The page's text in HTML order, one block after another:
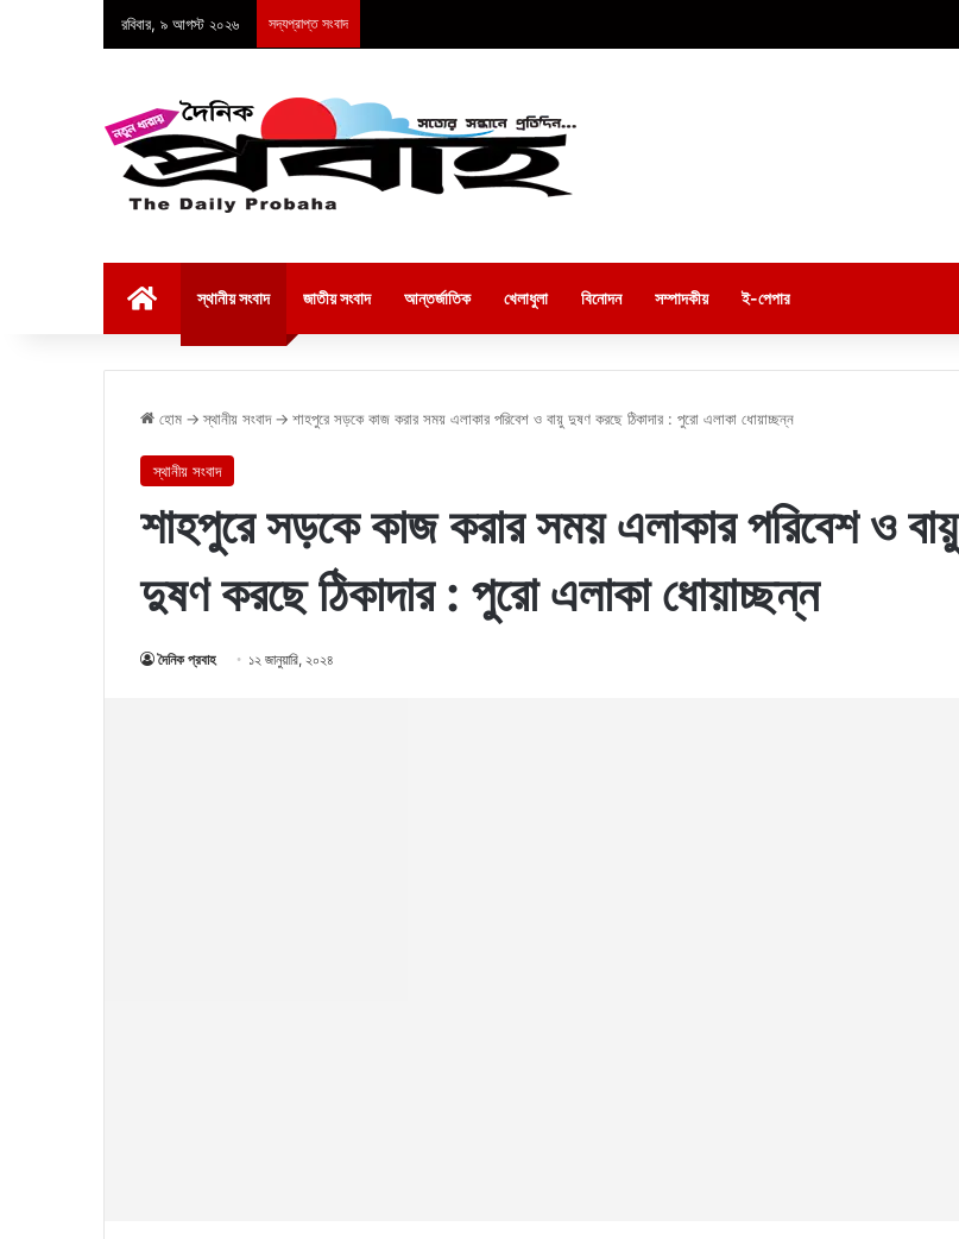
রবিবার, ৯ আগস্ট ২০২৬ সদ্যপ্রাপ্ত সংবাদ
স্থানীয় সংবাদ জাতীয় সংবাদ আন্তর্জাতিক খেলাধুলা বিনোদন সম্পাদকীয় ই-পেপার
হোম → স্থানীয় সংবাদ → শাহপুরে সড়কে কাজ করার সময় এলাকার পরিবেশ ও বায়ু দুষণ করছে ঠিকাদার : পুরো এলাকা ধোয়াচ্ছন্ন
স্থানীয় সংবাদ
শাহপুরে সড়কে কাজ করার সময় এলাকার পরিবেশ ও বায়ু
দুষণ করছে ঠিকাদার : পুরো এলাকা ধোয়াচ্ছন্ন
দৈনিক প্রবাহ ১২ জানুয়ারি, ২০২৪